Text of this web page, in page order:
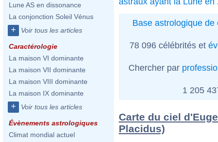
Lune AS en dissonance
La conjonction Soleil Vénus
+ Voir tous les articles
Caractérologie
La maison VI dominante
La maison VII dominante
La maison VIII dominante
La maison IX dominante
+ Voir tous les articles
Évènements astrologiques
Climat mondial actuel
Base astrologique de
78 096 célébrités et
Chercher par
1 205
Carte du ciel
Placidus)